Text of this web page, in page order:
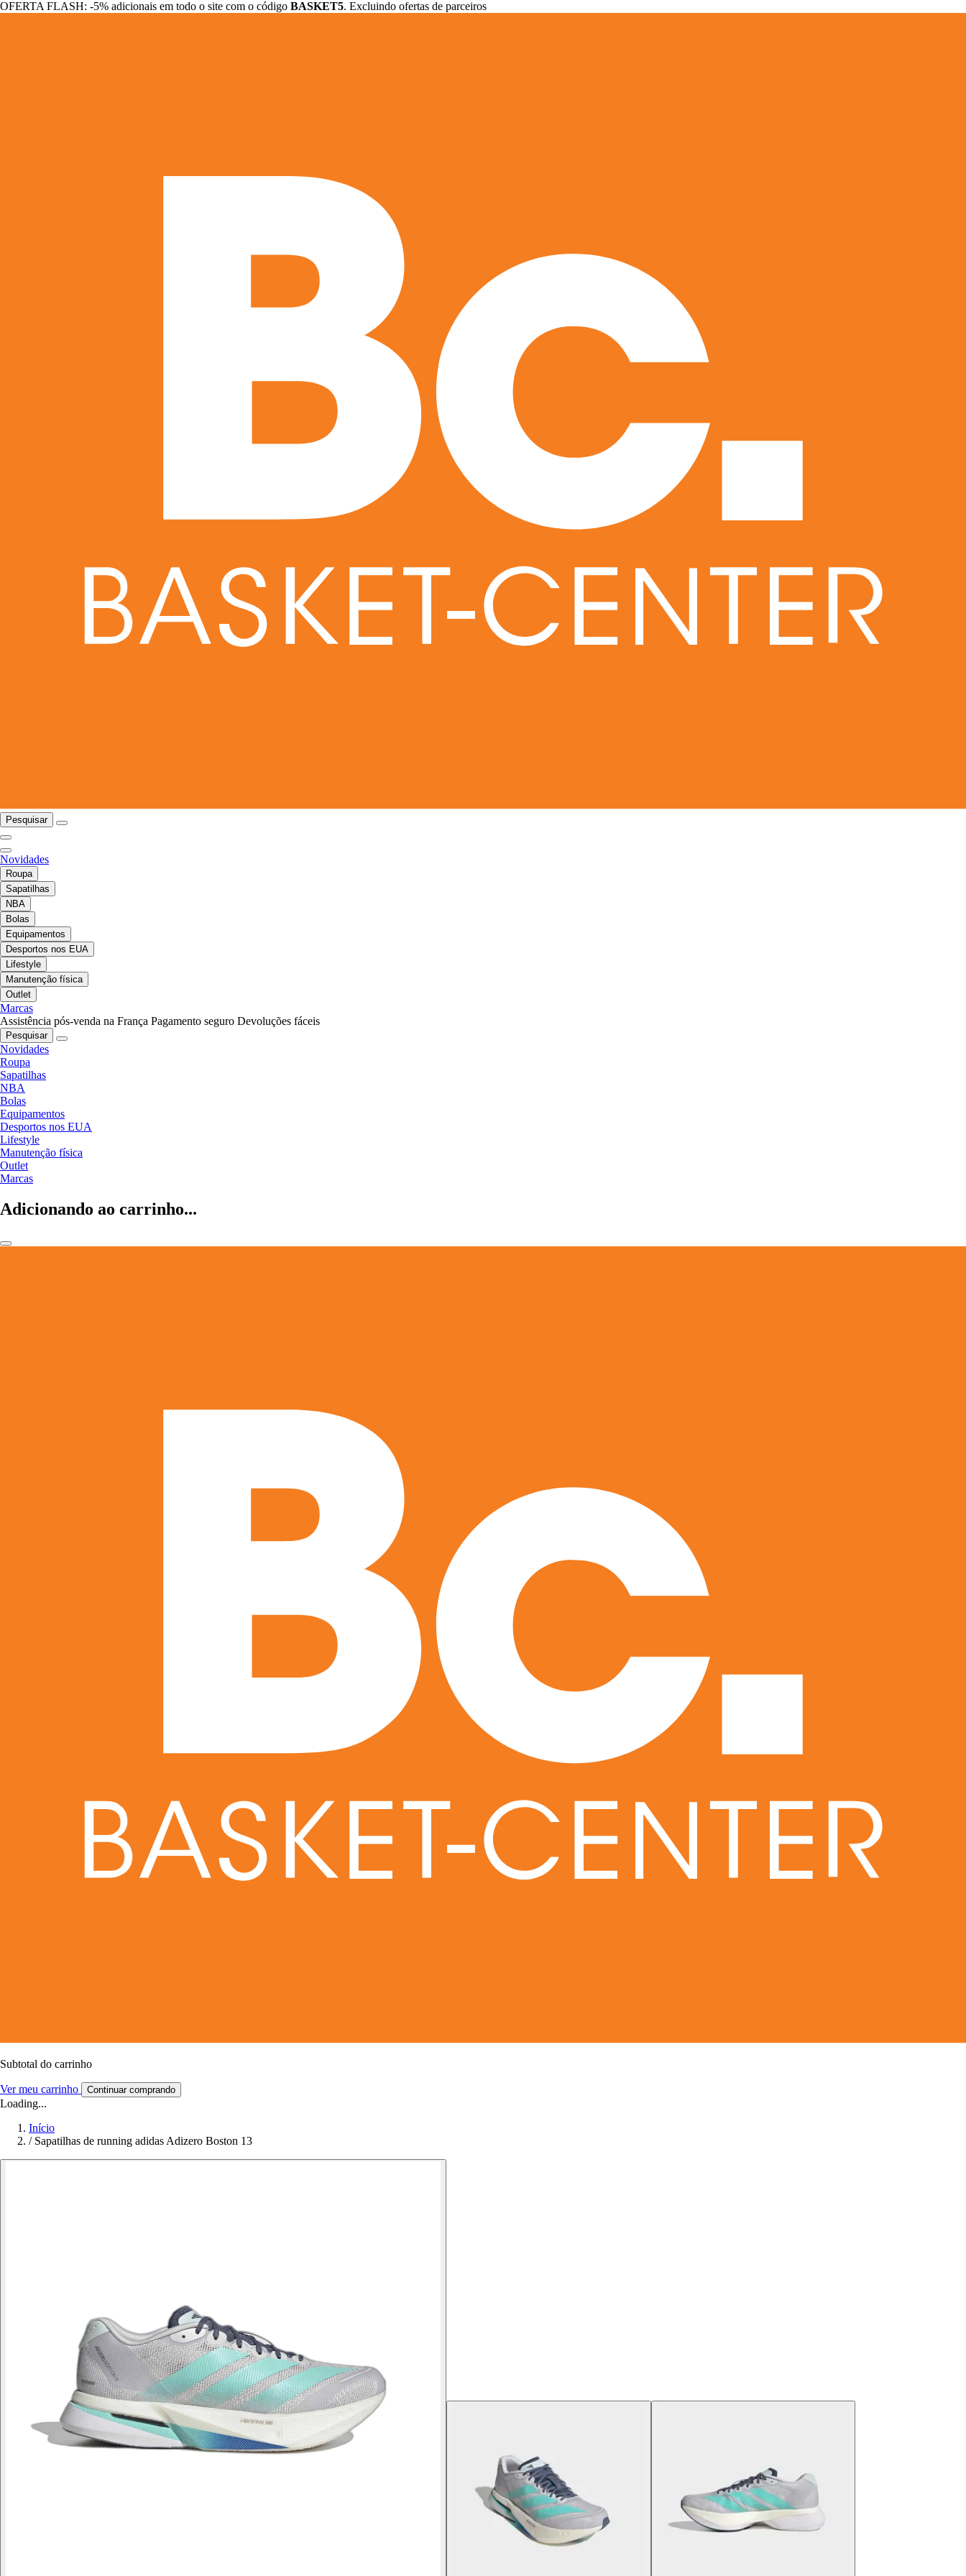
OFERTA FLASH: -5% adicionais em todo o site com o código BASKET5. Excluindo ofertas de parceiros
Pesquisar
Novidades
Roupa
Sapatilhas
NBA
Bolas
Equipamentos
Desportos nos EUA
Lifestyle
Manutenção física
Outlet
Marcas
Assistência pós-venda na França Pagamento seguro Devoluções fáceis
Pesquisar
Novidades
Roupa
Sapatilhas
NBA
Bolas
Equipamentos
Desportos nos EUA
Lifestyle
Manutenção física
Outlet
Marcas
Adicionando ao carrinho...
Subtotal do carrinho
Ver meu carrinho Continuar comprando
Loading...
Início
/ Sapatilhas de running adidas Adizero Boston 13